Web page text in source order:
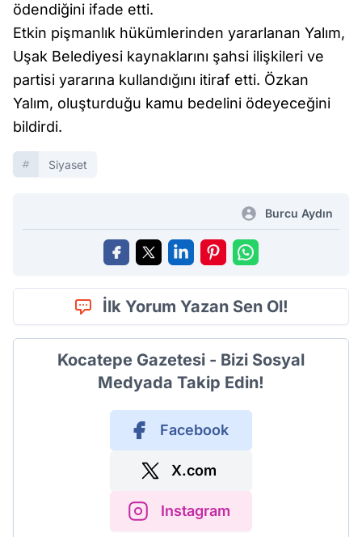
ödendiğini ifade etti.
Etkin pişmanlık hükümlerinden yararlanan Yalım,
Uşak Belediyesi kaynaklarını şahsi ilişkileri ve
partisi yararına kullandığını itiraf etti. Özkan
Yalım, oluşturduğu kamu bedelini ödeyeceğini
bildirdi.
Siyaset
Burcu Aydın
İlk Yorum Yazan Sen Ol!
Kocatepe Gazetesi - Bizi Sosyal
Medyada Takip Edin!
Facebook
X.com
Instagram